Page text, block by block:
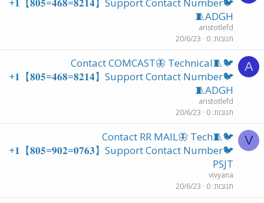
🧵ADGH
aristotlefd
תגובות 0
20/6/23
A
🐦🧵Contact COMCAST🦋 Technical
+𝟏【𝟖𝟎𝟓=𝟒𝟔𝟖=𝟖𝟐𝟏𝟒】Support Contact Number🐦
🧵ADGH
aristotlefd
תגובות 0
20/6/23
V
🐦🧵Contact RR MAIL🦋 Tech
+𝟏【𝟖𝟎𝟓=𝟗𝟎𝟐=𝟎𝟕𝟔𝟑】Support Contact Number🐦
PSJT
vivyana
תגובות 0
20/6/23